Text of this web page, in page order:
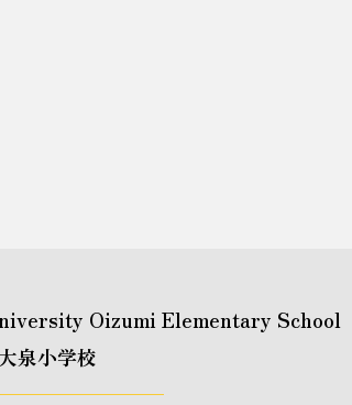
Oizumi Elementary School
泉小学校